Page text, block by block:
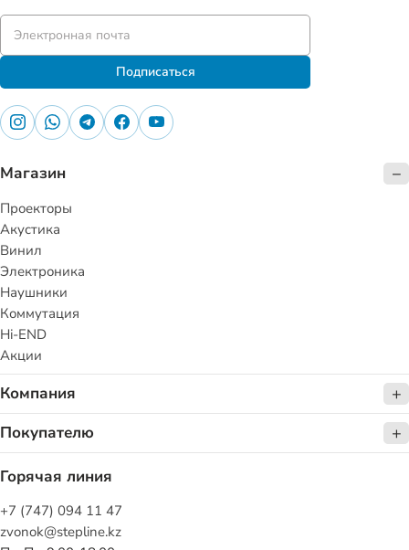
Подписаться
Магазин
Проекторы
Акустика
Винил
Электроника
Наушники
Коммутация
Hi-END
Акции
Компания
Покупателю
Горячая линия
+7 (747) 094 11 47
zvonok@stepline.kz